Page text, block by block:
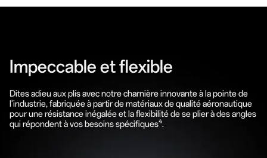
Impeccable et flexible
Dites adieu aux plis avec notre charnière innovante à la pointe de
l'industrie, fabriquée à partir de matériaux de qualité aéronautique
pour une résistance inégalée et la flexibilité de se plier à des angles
qui répondent à vos besoins spécifiques⁴.